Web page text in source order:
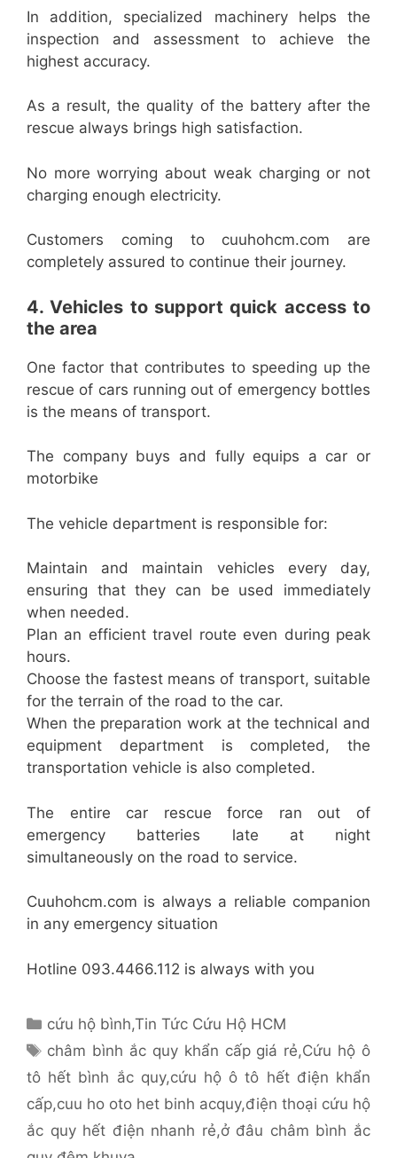
In addition, specialized machinery helps the
inspection and assessment to achieve the
highest accuracy.
As a result, the quality of the battery after the
rescue always brings high satisfaction.
No more worrying about weak charging or not
charging enough electricity.
Customers coming to cuuhohcm.com are
completely assured to continue their journey.
4. Vehicles to support quick access to
the area
One factor that contributes to speeding up the
rescue of cars running out of emergency bottles
is the means of transport.
The company buys and fully equips a car or
motorbike
The vehicle department is responsible for:
Maintain and maintain vehicles every day,
ensuring that they can be used immediately
when needed.
Plan an efficient travel route even during peak
hours.
Choose the fastest means of transport, suitable
for the terrain of the road to the car.
When the preparation work at the technical and
equipment department is completed, the
transportation vehicle is also completed.
The entire car rescue force ran out of
emergency batteries late at night
simultaneously on the road to service.
Cuuhohcm.com is always a reliable companion
in any emergency situation
Hotline 093.4466.112 is always with you
Danh
mục
cứu hộ bình,Tin Tức Cứu Hộ HCM
Thẻ
châm bình ắc quy khẩn cấp giá rẻ,Cứu hộ ô
tô hết bình ắc quy,cứu hộ ô tô hết điện khẩn
cấp,cuu ho oto het binh acquy,điện thoại cứu hộ
ắc quy hết điện nhanh rẻ,ở đâu châm bình ắc